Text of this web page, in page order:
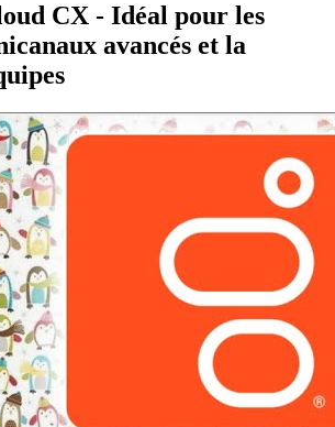
CX - Idéal pour les
avancés et la